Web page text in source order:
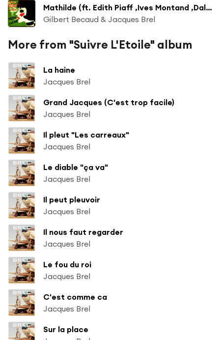
Mathilde (ft. Edith Piaff ,Ives Montand ,Dalida ,Charles Aznavour )
Gilbert Becaud & Jacques Brel
More from "Suivre L'Etoile" album
La haine
Jacques Brel
Grand Jacques (C'est trop facile)
Jacques Brel
Il pleut "Les carreaux"
Jacques Brel
Le diable "ça va"
Jacques Brel
Il peut pleuvoir
Jacques Brel
Il nous faut regarder
Jacques Brel
Le fou du roi
Jacques Brel
C'est comme ca
Jacques Brel
Sur la place